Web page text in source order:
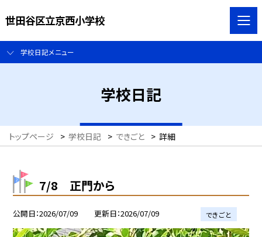
世田谷区立京西小学校
学校日記メニュー
学校日記
トップページ > 学校日記 > できごと > 詳細
7/8 正門から
公開日 2026/07/09 更新日 2026/07/09 できごと